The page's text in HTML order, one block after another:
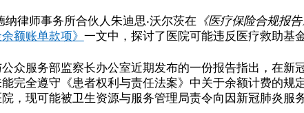
纳律师事务所合伙人朱迪思·沃尔茨在 《医疗保险合规报
额账单款项》 一文中，探讨了医院可能违反医疗救助基
众服务部监察长办公室近期发布的一份报告指出，在新
完全遵守《患者权利与责任法案》中关于余额计费的规
，现可能被卫生资源与服务管理局责令向因新冠肺炎服